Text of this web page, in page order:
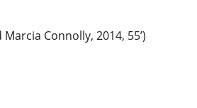
Connolly, 2014, 55’)